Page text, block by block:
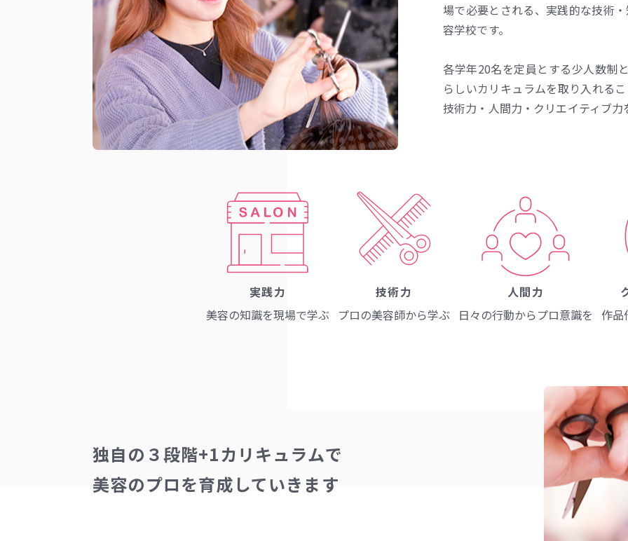
場で必要とされる、実践的な技術
容学校です。
各学年20名を定員とする少人数制
らしいカリキュラムを取り入れる
技術力・人間力・クリエイティブ力
実践力
美容の知識を現場で学ぶ
技術力
プロの美容師から学ぶ
人間力
日々の行動からプロ意識を 作品
独自の３段階+1カリキュラムで
美容のプロを育成していきます